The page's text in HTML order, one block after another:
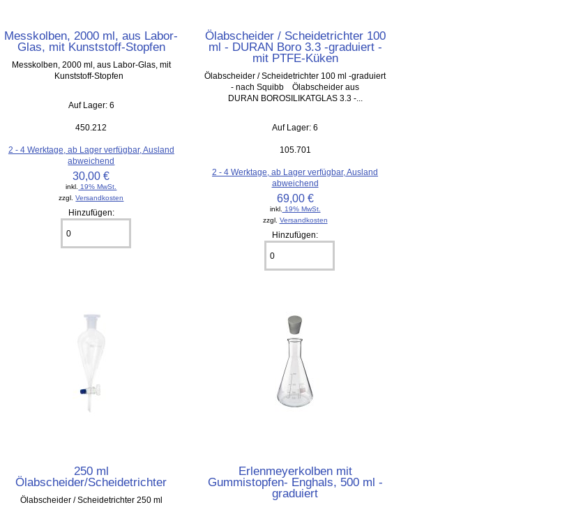
Messkolben, 2000 ml, aus Labor-
Glas, mit Kunststoff-Stopfen
Messkolben, 2000 ml, aus Labor-Glas, mit
Kunststoff-Stopfen
Auf Lager: 6
450.212
2 - 4 Werktage, ab Lager verfügbar, Ausland
abweichend
30,00 €
inkl. 19% MwSt.
zzgl.Versandkosten
Hinzufügen:
Ölabscheider / Scheidetrichter 100
ml - DURAN Boro 3.3 -graduiert -
mit PTFE-Küken
Ölabscheider / Scheidetrichter 100 ml -graduiert
- nach Squibb Ölabscheider aus
DURAN BOROSILIKATGLAS 3.3 -...
Auf Lager: 6
105.701
2 - 4 Werktage, ab Lager verfügbar, Ausland
abweichend
69,00 €
inkl. 19% MwSt.
zzgl. Versandkosten
Hinzufügen:
250 ml
Ölabscheider/Scheidetrichter
Ölabscheider / Scheidetrichter 250 ml
Erlenmeyerkolben mit
Gummistopfen- Enghals, 500 ml -
graduiert